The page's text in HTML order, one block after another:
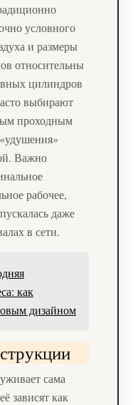
условного
и размеры
относительны
цилиндров
выбирают
проходным
Важно
рабочее,
даже
в сети.
как
дизайном
сама
зависят как